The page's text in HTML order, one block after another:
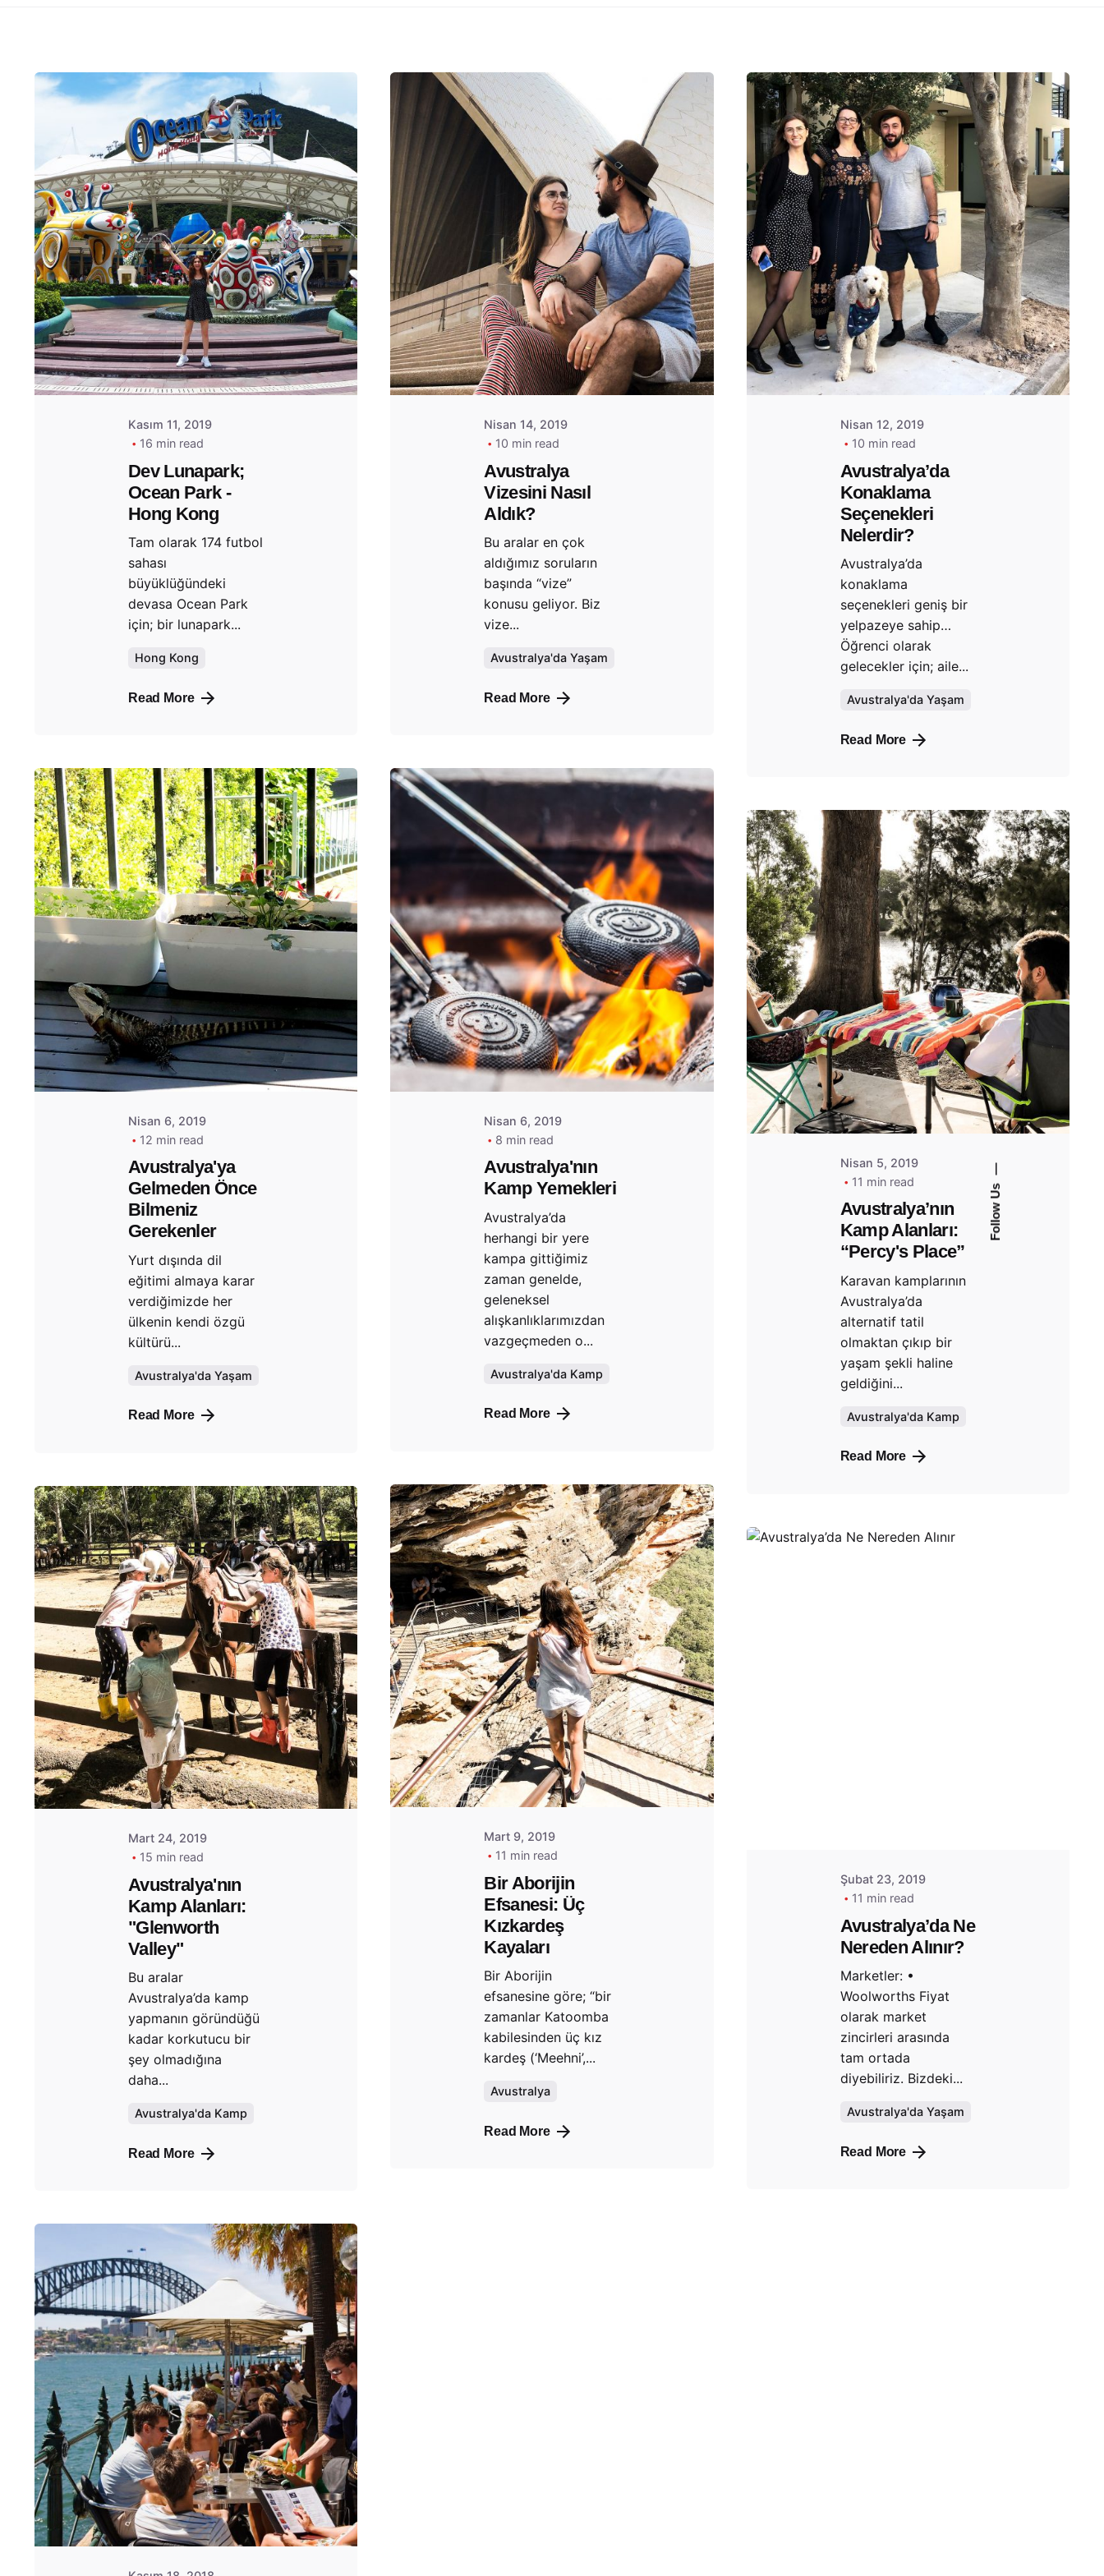
Follow Us
Posted
by
Evim
Çantada
Kasım 11, 2019
16 min read
Dev Lunapark;
Ocean Park -
Hong Kong
Tam olarak 174 futbol
sahası
büyüklüğündeki
devasa Ocean Park
için; bir lunapark...
Hong Kong
Read More
Posted
by
Evim
Çantada
Nisan 14, 2019
10 min read
Avustralya
Vizesini Nasıl
Aldık?
Bu aralar en çok
aldığımız soruların
başında “vize”
konusu geliyor. Biz
vize...
Avustralya'da Yaşam
Read More
Posted
by
Evim
Çantada
Nisan 12, 2019
10 min read
Avustralya’da
Konaklama
Seçenekleri
Nelerdir?
Avustralya’da
konaklama
seçenekleri geniş bir
yelpazeye sahip…
Öğrenci olarak
gelecekler için; aile...
Avustralya'da Yaşam
Read More
Posted
Evim
Çantada
Nisan 6, 2019
12 min read
Avustralya'ya
Gelmeden Önce
Bilmeniz
Gerekenler
Yurt dışında dil
eğitimi almaya karar
verdiğimizde her
ülkenin kendi özgü
kültürü...
Avustralya'da Yaşam
Read More
Posted
by
Evim
Çantada
Nisan 6, 2019
8 min read
Avustralya'nın
Kamp Yemekleri
Avustralya’da
herhangi bir yere
kampa gittiğimiz
zaman genelde,
geleneksel
alışkanlıklarımızdan
vazgeçmeden o...
Avustralya'da Kamp
Read More
Posted
by
Evim
Çantada
Nisan 5, 2019
11 min read
Avustralya’nın
Kamp Alanları:
“Percy's Place”
Karavan kamplarının
Avustralya’da
alternatif tatil
olmaktan çıkıp bir
yaşam şekli haline
geldiğini...
Avustralya'da Kamp
Read More
Posted
by
Evim
Çantada
Mart 24, 2019
15 min read
Avustralya'nın
Kamp Alanları:
"Glenworth
Valley"
Bu aralar
Avustralya’da kamp
yapmanın göründüğü
kadar korkutucu bir
şey olmadığına
daha...
Avustralya'da Kamp
Read More
Posted
by
Evim
Çantada
Mart 9, 2019
11 min read
Bir Aborijin
Efsanesi: Üç
Kızkardeş
Kayaları
Bir Aborijin
efsanesine göre; “bir
zamanlar Katoomba
kabilesinden üç kız
kardeş (‘Meehni’,...
Avustralya
Read More
Şubat 23, 2019
11 min read
Avustralya’da Ne
Nereden Alınır?
Marketler: •
Woolworths Fiyat
olarak market
zincirleri arasında
tam ortada
diyebiliriz. Bizdeki...
Avustralya'da Yaşam
Read More
Posted
by
Evim
Çantada